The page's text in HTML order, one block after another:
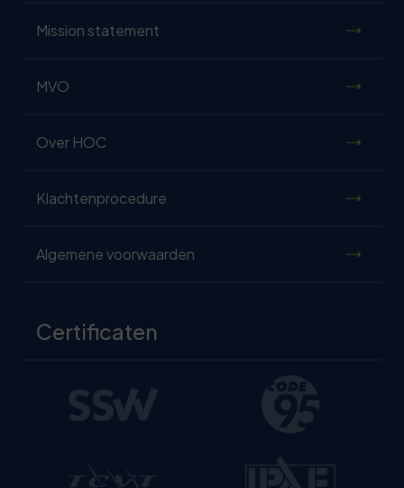
Mission statement
MVO
Over HOC
Klachtenprocedure
Algemene voorwaarden
Certificaten